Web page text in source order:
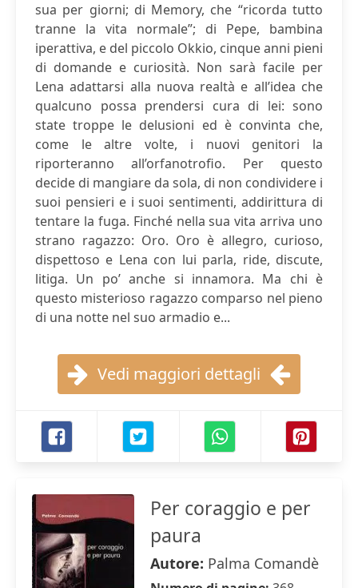
sua per giorni; di Memory, che “ricorda tutto
tranne la vita normale”; di Pepe, bambina
iperattiva, e del piccolo Okkio, cinque anni pieni
di domande e curiosità. Non sarà facile per
Lena adattarsi alla nuova realtà e all’idea che
qualcuno possa prendersi cura di lei: sono
state troppe le delusioni ed è convinta che,
come le altre volte, i nuovi genitori la
riporteranno all’orfanotrofio. Per questo
decide di mangiare da sola, di non condividere i
suoi pensieri e i suoi sentimenti, addirittura di
tentare la fuga. Finché nella sua vita arriva uno
strano ragazzo: Oro. Oro è allegro, curioso,
dispettoso e Lena con lui parla, ride, discute,
litiga. Un po’ anche si innamora. Ma chi è
questo misterioso ragazzo comparso nel pieno
di una notte nel suo armadio e...
Vedi maggiori dettagli
Per coraggio e per
paura
Autore: Palma Comandè